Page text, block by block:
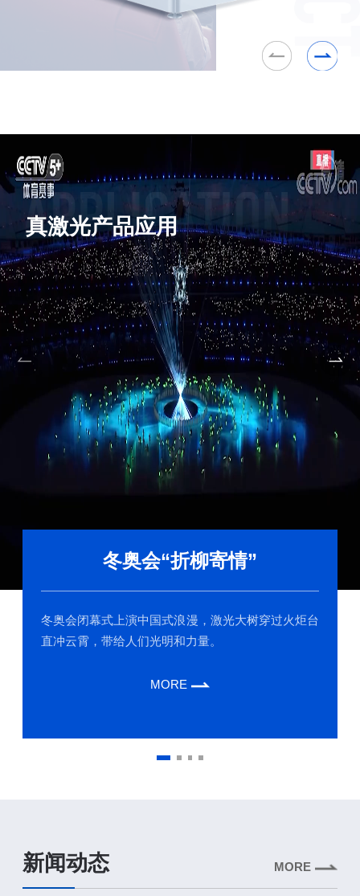
真激光产品应用
冬奥会“折柳寄情”
冬奥会闭幕式上演中国式浪漫，激光大树穿过火炬台
直冲云霄，带给人们光明和力量。
MORE
新闻动态 MORE